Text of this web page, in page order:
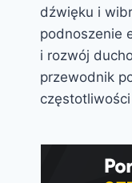
dźwięku i
podnoszenie
i rozwój
przewodnik